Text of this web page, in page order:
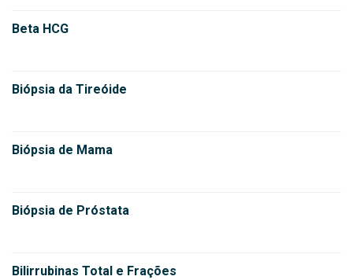
Beta HCG
Biópsia da Tireóide
Biópsia de Mama
Biópsia de Próstata
Bilirrubinas Total e Frações